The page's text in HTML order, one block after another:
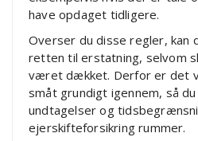
have opdaget tidligere.
Overser du disse regler, kan
retten til erstatning, selvom
været dækket. Derfor er det
småt grundigt igennem, så
undtagelser og
ejerskifteforsikring rummer.